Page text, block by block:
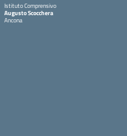
Istituto Comprensivo
Augusto Scocchera
Ancona